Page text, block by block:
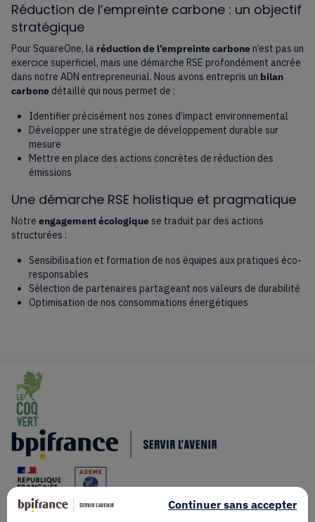
Réduction de l’empreinte carbone : un objectif
stratégique
Pour SquareOne, la réduction de l’empreinte carbonen’est pas un
exercice superficiel, mais une démarche RSE profondément ancrée
dans notre ADN entrepreneurial. Nous avons entrepris un bilan
carbone détaillé qui nous permet de :
Identifier précisément nos zones d’impact environnemental
Développer une stratégie de développement durable sur
mesure
Mettre en place des actions concrètes de réduction des
émissions
Une démarche RSE holistique et pragmatique
Notre engagement écologiquese traduit par des actions
structurées :
Sensibilisation et formation de nos équipes aux pratiques éco-
responsables
Sélection de partenaires partageant nos valeurs de durabilité
Optimisation de nos consommations énergétiques
Continuer sans accepter